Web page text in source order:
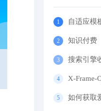
自适应模
知识付费
搜索引擎
X-Frame-